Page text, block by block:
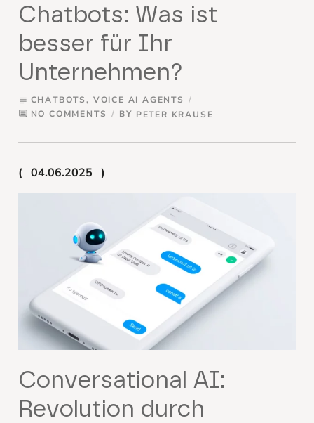
Chatbots: Was ist
besser für Ihr
Unternehmen?
subject CHATBOTS, VOICE AI AGENTS
comment NO COMMENTS BY PETER KRAUSE
04.06.2025
Conversational AI:
Revolution durch